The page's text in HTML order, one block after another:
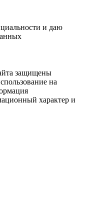
и даю
защищены
на
характер и